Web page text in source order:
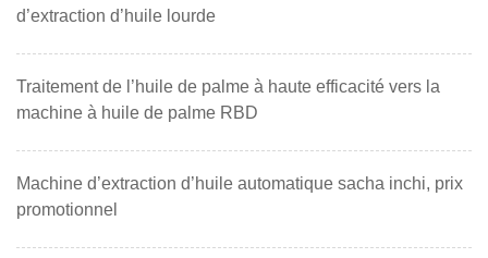
d’extraction d’huile lourde
Traitement de l’huile de palme à haute efficacité vers la
machine à huile de palme RBD
Machine d’extraction d’huile automatique sacha inchi, prix
promotionnel